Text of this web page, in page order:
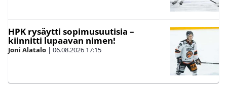
HPK rysäytti sopimusuutisia –
kiinnitti lupaavan nimen!
Joni Alatalo | 06.08.2026 17:15